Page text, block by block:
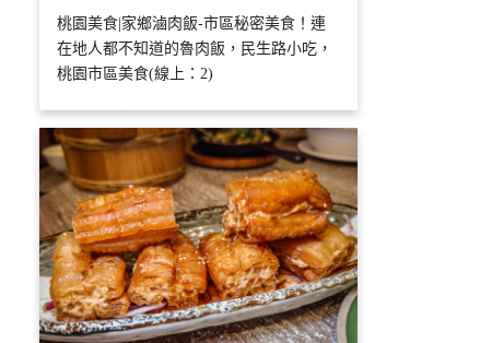
桃園美食|家鄉滷肉飯-市區秘密美食！連
在地人都不知道的魯肉飯，民生路小吃，
桃園市區美食(線上：2)